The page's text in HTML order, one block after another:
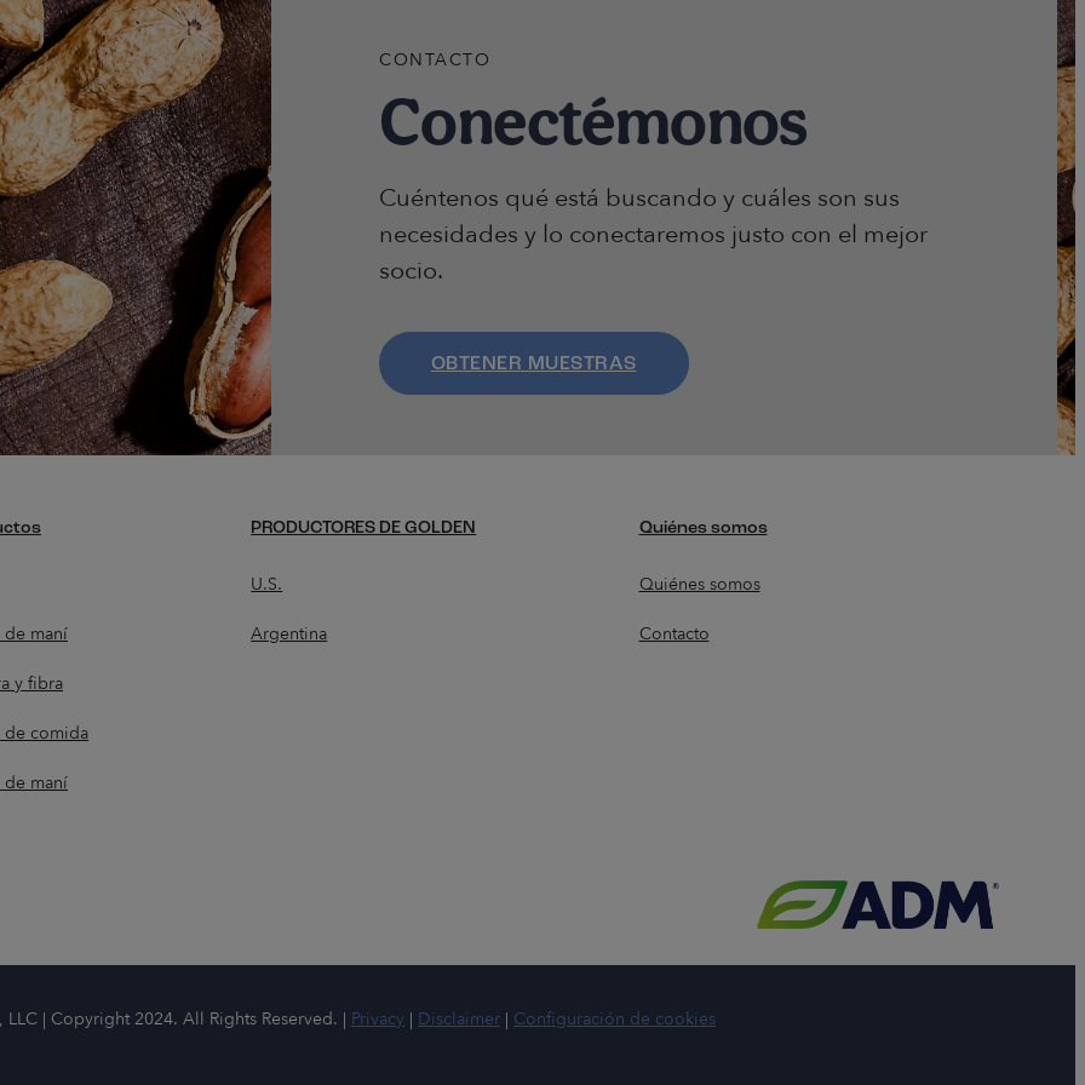
CONTACTO
Conectémonos
Cuéntenos qué está buscando y cuáles son sus
necesidades y lo conectaremos justo con el mejor
socio.
OBTENER MUESTRAS
maní
y fibra
de comida
de maní
PRODUCTORES DE GOLDEN
U.S.
Argentina
Quiénes somos
Quiénes somos
Contacto
| Copyright 2024. All Rights Reserved. | Privacy | Disclaimer | Configuración de cookies